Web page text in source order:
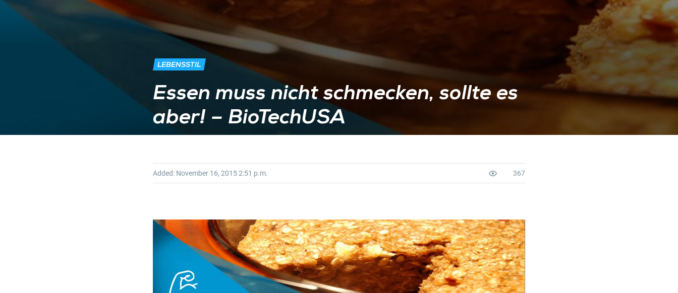
LEBENSSTIL
Essen muss nicht schmecken, sollte es
aber! – BioTechUSA
Added: November 16, 20152:51 p.m. 367